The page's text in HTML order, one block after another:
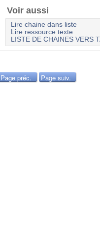
Voir aussi
Lire chaine dans liste
Lire ressource texte
LISTE DE CHAINES VERS
Page préc. Page suiv.